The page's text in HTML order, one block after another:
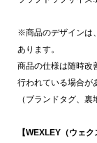
※商品のデザインは
あります。
商品の仕様は随時改
行われている場合が
（ブランドタグ、裏
【WEXLEY（ウェク